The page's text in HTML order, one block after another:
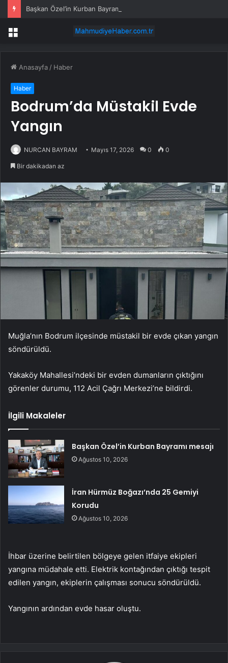
Başkan Özel’in Kurban Bayramı mesajı
Menü
Anasayfa / Haber
Haber
Bodrum’da Müstakil Evde
Yangın
NURCAN BAYRAM Mayıs 17, 2026 0 0
Bir dakikadan az
Muğla’nın Bodrum ilçesinde müstakil bir evde çıkan yangın
söndürüldü.
Yakaköy Mahallesi’ndeki bir evden dumanların çıktığını
görenler durumu, 112 Acil Çağrı Merkezi’ne bildirdi.
İlgili Makaleler
Başkan Özel’in Kurban Bayramı mesajı
Ağustos 10, 2026
İran Hürmüz Boğazı’nda 25 Gemiyi
Korudu
Ağustos 10, 2026
İhbar üzerine belirtilen bölgeye gelen itfaiye ekipleri
yangına müdahale etti. Elektrik kontağından çıktığı tespit
edilen yangın, ekiplerin çalışması sonucu söndürüldü.
Yangının ardından evde hasar oluştu.